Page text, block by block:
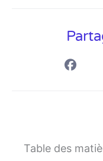
Table des